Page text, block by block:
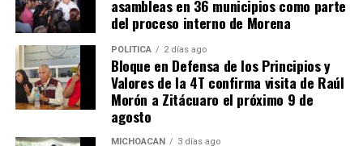
Relacionado
asambleas en 36 municipios como parte
del proceso interno de Morena
POLÍTICA 2 días ago
Bloque en Defensa de los Principios y
Valores de la 4T confirma visita de Raúl
Morón a Zitácuaro el próximo 9 de
agosto
MICHOACÁN 3 días ago